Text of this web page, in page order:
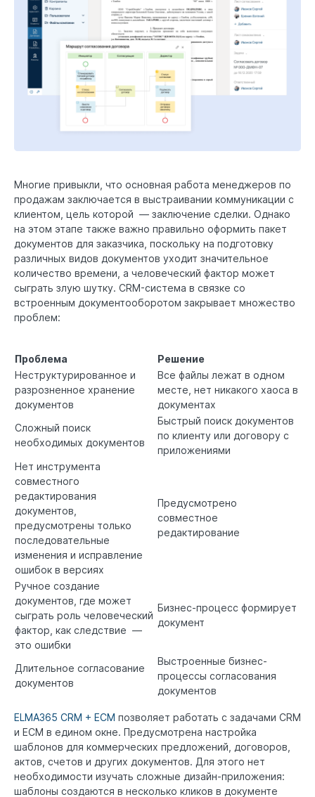
Многие привыкли, что основная работа менеджеров по
продажам заключается в выстраивании коммуникации с
клиентом, цель которой — заключение сделки. Однако
на этом этапе также важно правильно оформить пакет
документов для заказчика, поскольку на подготовку
различных видов документов уходит значительное
количество времени, а человеческий фактор может
сыграть злую шутку. CRM-система в связке со
встроенным документооборотом закрывает множество
проблем:
Проблема
Решение
Неструктурированное и
разрозненное хранение
документов
Все файлы лежат в одном
месте, нет никакого хаоса в
документах
Сложный поиск
необходимых документов
Быстрый поиск документов
по клиенту или договору с
приложениями
Нет инструмента
совместного
редактирования
документов,
предусмотрены только
последовательные
изменения и исправление
ошибок в версиях
Предусмотрено
совместное
редактирование
Ручное создание
документов, где может
сыграть роль человеческий
фактор, как следствие —
это ошибки
Бизнес-процесс формирует
документ
Длительное согласование
документов
Выстроенные бизнес-
процессы согласования
документов
ELMA365 CRM + ECM позволяет работать с задачами CRM
и ECM в едином окне. Предусмотрена настройка
шаблонов для коммерческих предложений, договоров,
актов, счетов и других документов. Для этого нет
необходимости изучать сложные дизайн-приложения:
шаблоны создаются в несколько кликов в документе